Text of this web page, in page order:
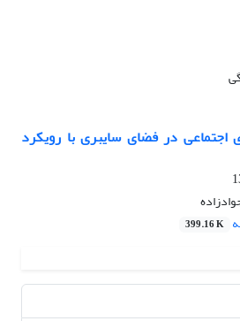
در فضای سایبری با رویکرد
399.16 K